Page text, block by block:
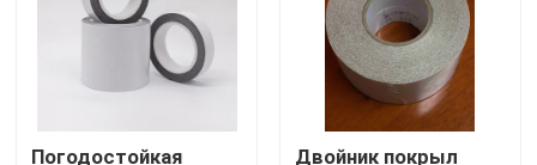
Наша фабрика
контроль качества
Погодостойкая
Двойник покрыл